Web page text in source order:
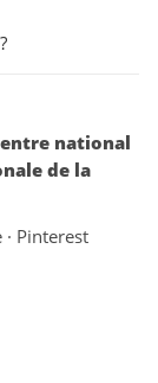
national
de la
· Pinterest